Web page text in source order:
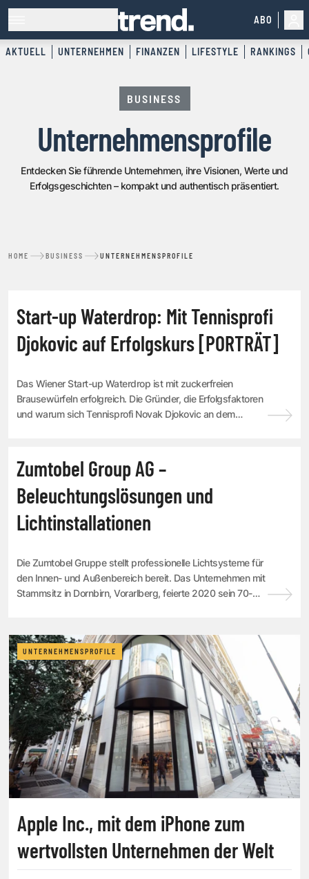
ABO
AKTUELL UNTERNEHMEN FINANZEN LIFESTYLE RANKINGS
BUSINESS
Unternehmensprofile
Entdecken Sie führende Unternehmen, ihre Visionen, Werte und
Erfolgsgeschichten – kompakt und authentisch präsentiert.
HOME BUSINESS UNTERNEHMENSPROFILE
Start-up Waterdrop: Mit Tennisprofi
Djokovic auf Erfolgskurs [PORTRÄT]
Das Wiener Start-up Waterdrop ist mit zuckerfreien
Brausewürfeln erfolgreich. Die Gründer, die Erfolgsfaktoren
und warum sich Tennisprofi Novak Djokovic an dem
UNTERNEHMENSPROFILE
Zumtobel Group AG –
Beleuchtungslösungen und
Lichtinstallationen
Die Zumtobel Gruppe stellt professionelle Lichtsysteme für
den Innen- und Außenbereich bereit. Das Unternehmen mit
Stammsitz in Dornbirn, Vorarlberg, feierte 2020 sein 70-
UNTERNEHMENSPROFILE
Apple Inc., mit dem iPhone zum
wertvollsten Unternehmen der Welt